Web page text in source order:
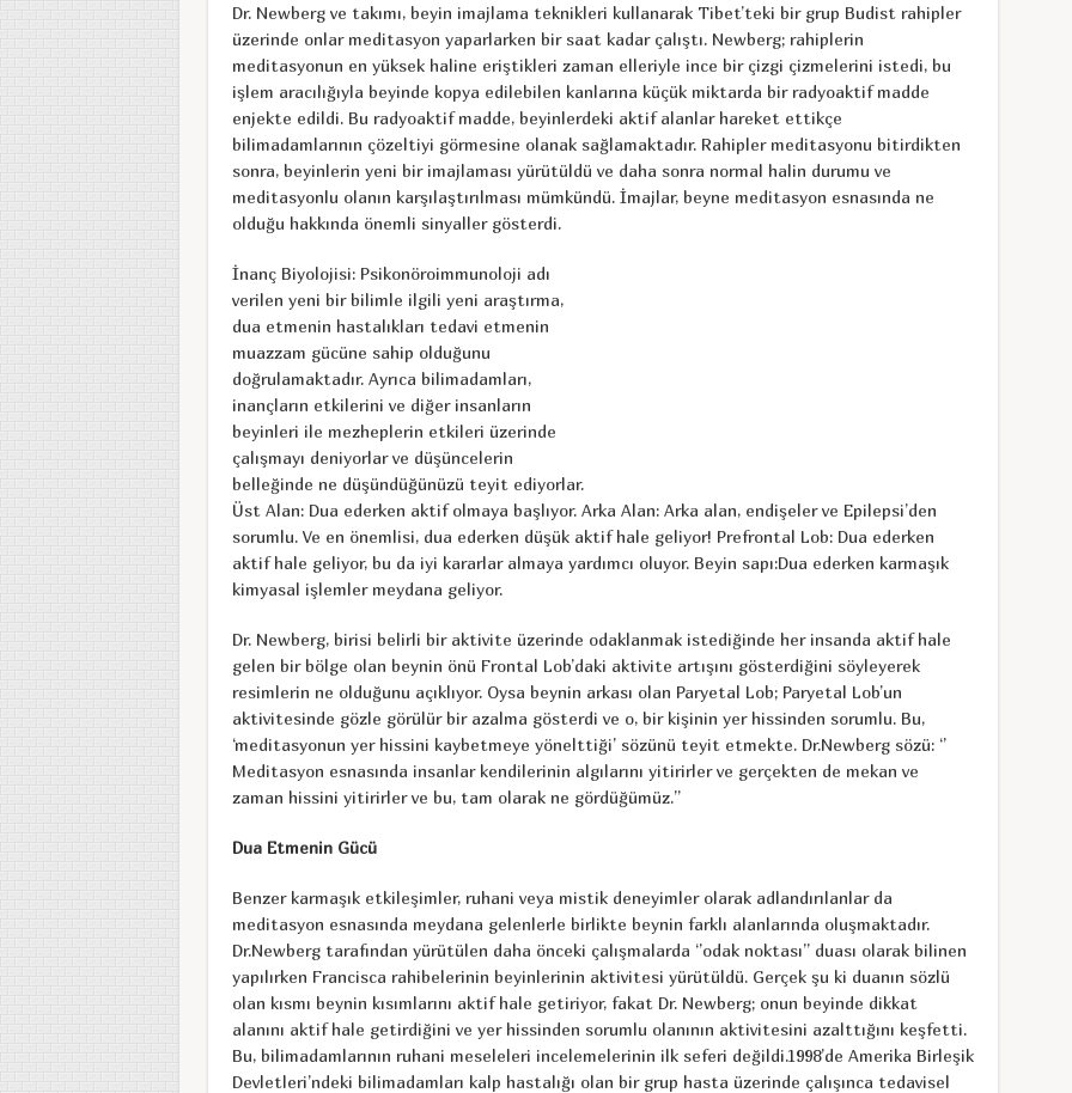
Dr. Newberg ve takımı, beyin imajlama teknikleri kullanarak Tibet’teki bir grup Budist rahipler
üzerinde onlar meditasyon yaparlarken bir saat kadar çalıştı. Newberg; rahiplerin
meditasyonun en yüksek haline eriştikleri zaman elleriyle ince bir çizgi çizmelerini istedi, bu
işlem aracılığıyla beyinde kopya edilebilen kanlarına küçük miktarda bir radyoaktif madde
enjekte edildi. Bu radyoaktif madde, beyinlerdeki aktif alanlar hareket ettikçe
bilimadamlarının çözeltiyi görmesine olanak sağlamaktadır. Rahipler meditasyonu bitirdikten
sonra, beyinlerin yeni bir imajlaması yürütüldü ve daha sonra normal halin durumu ve
meditasyonlu olanın karşılaştırılması mümkündü. İmajlar, beyne meditasyon esnasında ne
olduğu hakkında önemli sinyaller gösterdi.
İnanç Biyolojisi: Psikonöroimmunoloji adı
verilen yeni bir bilimle ilgili yeni araştırma,
dua etmenin hastalıkları tedavi etmenin
muazzam gücüne sahip olduğunu
doğrulamaktadır. Ayrıca bilimadamları,
inançların etkilerini ve diğer insanların
beyinleri ile mezheplerin etkileri üzerinde
çalışmayı deniyorlar ve düşüncelerin
belleğinde ne düşündüğünüzü teyit ediyorlar.
Üst Alan: Dua ederken aktif olmaya başlıyor. Arka Alan: Arka alan, endişeler ve Epilepsi’den
sorumlu. Ve en önemlisi, dua ederken düşük aktif hale geliyor! Prefrontal Lob: Dua ederken
aktif hale geliyor, bu da iyi kararlar almaya yardımcı oluyor. Beyin sapı:Dua ederken karmaşık
kimyasal işlemler meydana geliyor.
Dr. Newberg, birisi belirli bir aktivite üzerinde odaklanmak istediğinde her insanda aktif hale
gelen bir bölge olan beynin önü Frontal Lob’daki aktivite artışını gösterdiğini söyleyerek
resimlerin ne olduğunu açıklıyor. Oysa beynin arkası olan Paryetal Lob; Paryetal Lob’un
aktivitesinde gözle görülür bir azalma gösterdi ve o, bir kişinin yer hissinden sorumlu. Bu,
‘meditasyonun yer hissini kaybetmeye yönelttiği’ sözünü teyit etmekte. Dr.Newberg sözü: ‘’
Meditasyon esnasında insanlar kendilerinin algılarını yitirirler ve gerçekten de mekan ve
zaman hissini yitirirler ve bu, tam olarak ne gördüğümüz.’’
Dua Etmenin Gücü
Benzer karmaşık etkileşimler, ruhani veya mistik deneyimler olarak adlandırılanlar da
meditasyon esnasında meydana gelenlerle birlikte beynin farklı alanlarında oluşmaktadır.
Dr.Newberg tarafından yürütülen daha önceki çalışmalarda ‘’odak noktası’’ duası olarak bilinen
yapılırken Francisca rahibelerinin beyinlerinin aktivitesi yürütüldü. Gerçek şu ki duanın sözlü
olan kısmı beynin kısımlarını aktif hale getiriyor, fakat Dr. Newberg; onun beyinde dikkat
alanını aktif hale getirdiğini ve yer hissinden sorumlu olanının aktivitesini azalttığını keşfetti.
Bu, bilimadamlarının ruhani meseleleri incelemelerinin ilk seferi değildi.1998’de Amerika Birleşik
Devletleri’ndeki bilimadamları kalp hastalığı olan bir grup hasta üzerinde çalışınca tedavisel